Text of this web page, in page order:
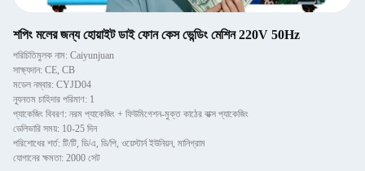
শপিং মলের জন্য হোয়াইট ডাই ফোন কেস ভেন্ডিং মেশিন 220V 50Hz
পরিচিতিমুলক নাম: Caiyunjuan
সাক্ষ্যদান: CE, CB
মডেল নম্বার: CYJD04
ন্যূনতম চাহিদার পরিমাণ: 1
প্যাকেজিং বিবরণ: নরম প্যাকেজিং + ফিউমিগেশন-মুক্ত কাঠের বাক্স প্যাকেজিং
ডেলিভারি সময়: 10-25 দিন
পরিশোধের শর্ত: টি/টি, ডি/এ, ডি/পি, ওয়েস্টার্ন ইউনিয়ন, মানিগ্রাম
যোগানের ক্ষমতা: 2000 সেট